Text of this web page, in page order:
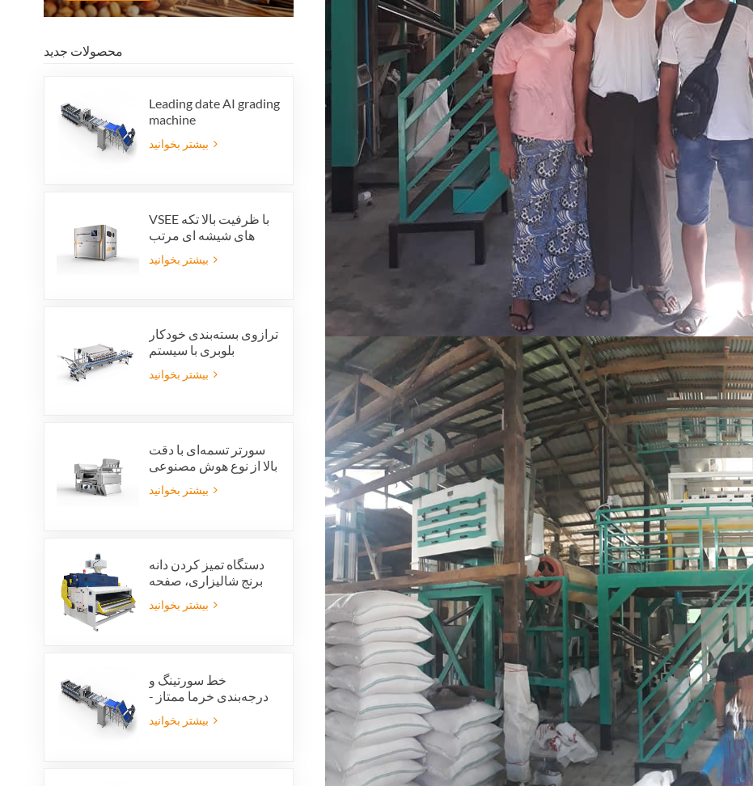
محصولات جدید
Leading date AI grading
machine
VSEE با ظرفیت بالا تکه
های شیشه ای مرتب
مرتب سازی رنگ شیشه
ترازوی بسته‌بندی خودکار
بلوبری با سیستم
یکپارچه‌ی رد بسته‌بندی و
صرفه‌جویی در نیروی کار
سورتر تسمه‌ای با دقت
بالا از نوع هوش مصنوعی
ویژن
دستگاه تمیز کردن دانه
برنج شالیزاری، صفحه
تمیز کردن ارتعاشی
شالیزاری، الک ارتعاشی،
خط سورتینگ و
درجه‌بندی خرما ممتاز -
ارزش محصول و سود
صادراتی خود را افزایش